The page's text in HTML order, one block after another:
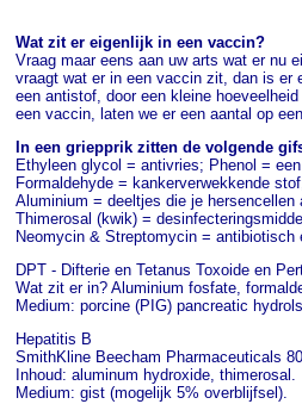
Wat zit er eigenlijk in een vaccin?
Vraag maar eens aan uw arts wat er nu
vraagt wat er in een vaccin zit, dan is er
een antistof, door een kleine
een vaccin, laten we er een aantal op
In een griepprik zitten de volgende
Ethyleen glycol = antivries; Phenol =
Formaldehyde = kankerverwekkende
Aluminium = deeltjes die je hersencellen
Thimerosal (kwik) =
Neomycin & Streptomycin = antibiotisch
DPT - Difterie en Tetanus Toxoide en
Wat zit er in? Aluminium fosfate,
Medium: porcine (PIG) pancreatic
Hepatitis B
SmithKline Beecham Pharmaceuticals
Inhoud: aluminum hydroxide, thimerosal.
Medium: gist (mogelijk 5% overblijfsel).